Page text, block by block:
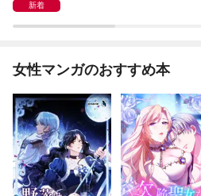
新着
女性マンガのおすすめ本